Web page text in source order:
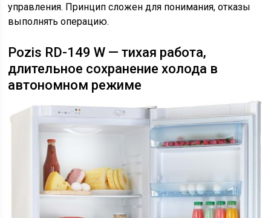
управления. Принцип сложен для понимания, отказы
выполнять операцию.
Pozis RD-149 W — тихая работа,
длительное сохранение холода в
автономном режиме